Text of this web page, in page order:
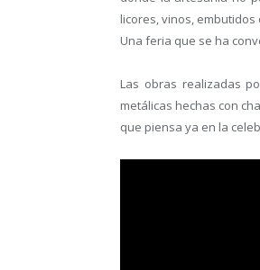
licores, vinos,
Una feria que se ha
Las obras realizadas
metálicas hechas con
que piensa ya en la